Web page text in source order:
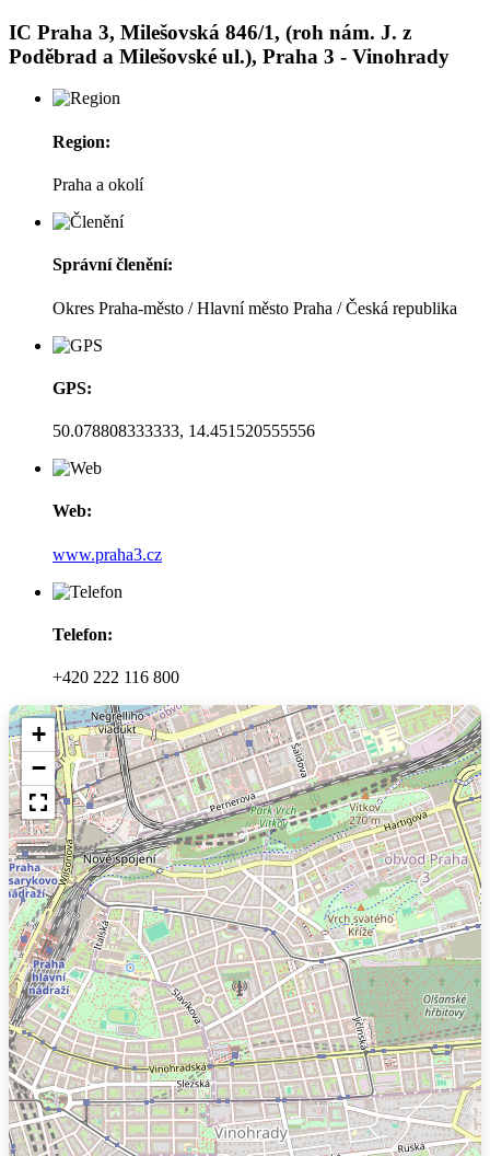
IC Praha 3, Milešovská 846/1, (roh nám. J. z
Poděbrad a Milešovské ul.), Praha 3 - Vinohrady
Region:
Praha a okolí
Správní členění:
Okres Praha-město / Hlavní město Praha / Česká republika
GPS:
50.078808333333, 14.451520555556
Web:
www.praha3.cz
Telefon:
+420 222 116 800
+
−